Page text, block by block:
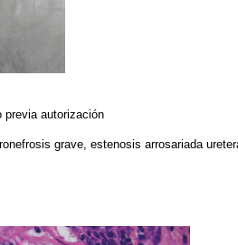
previa autorización
grave, estenosis arrosariada